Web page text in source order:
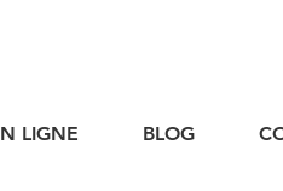
LIGNE BLOG